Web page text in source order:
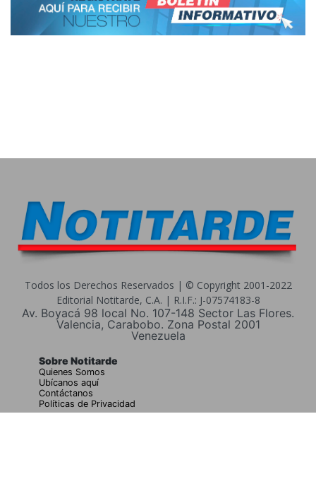
Todos los Derechos Reservados | © Copyright 2001-2022
Editorial Notitarde, C.A. | R.I.F.: J-07574183-8
Av. Boyacá 98 local No. 107-148 Sector Las Flores.
Valencia, Carabobo. Zona Postal 2001
Venezuela
Sobre Notitarde
Quienes Somos
Ubícanos aquí
Contáctanos
Políticas de Privacidad